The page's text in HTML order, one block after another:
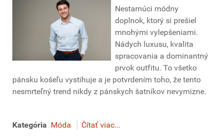
Nestarnúci módny
doplnok, ktorý si prešiel
mnohými vylepšeniami.
Nádych luxusu, kvalita
spracovania a dominantný
prvok outfitu. To všetko
pánsku košeľu vystihuje a je potvrdením toho, že tento
nesmrteľný trend nikdy z pánskych šatníkov nevymizne.
Kategória Móda Čítať viac...